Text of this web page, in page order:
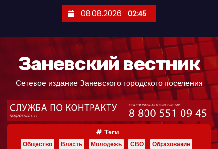
08.08.2026 02:45
Заневский вестник
Сетевое издание Заневского городского поселения
Теги
Общество Власть Молодёжь СВО
Образование